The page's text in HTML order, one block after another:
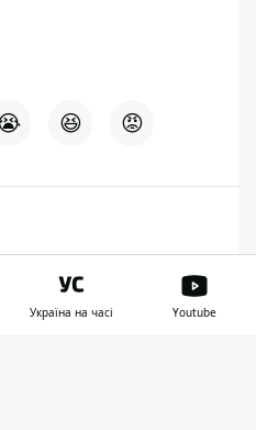
😆 😡
Україна на часі Youtube